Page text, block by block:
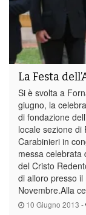
10 Giugno 2013 -
La Festa
Si è svolta a
giugno, la
di fondazione
locale sezione di
Carabinieri in
messa celebrata
del Cristo
di alloro presso
Novembre.Alla